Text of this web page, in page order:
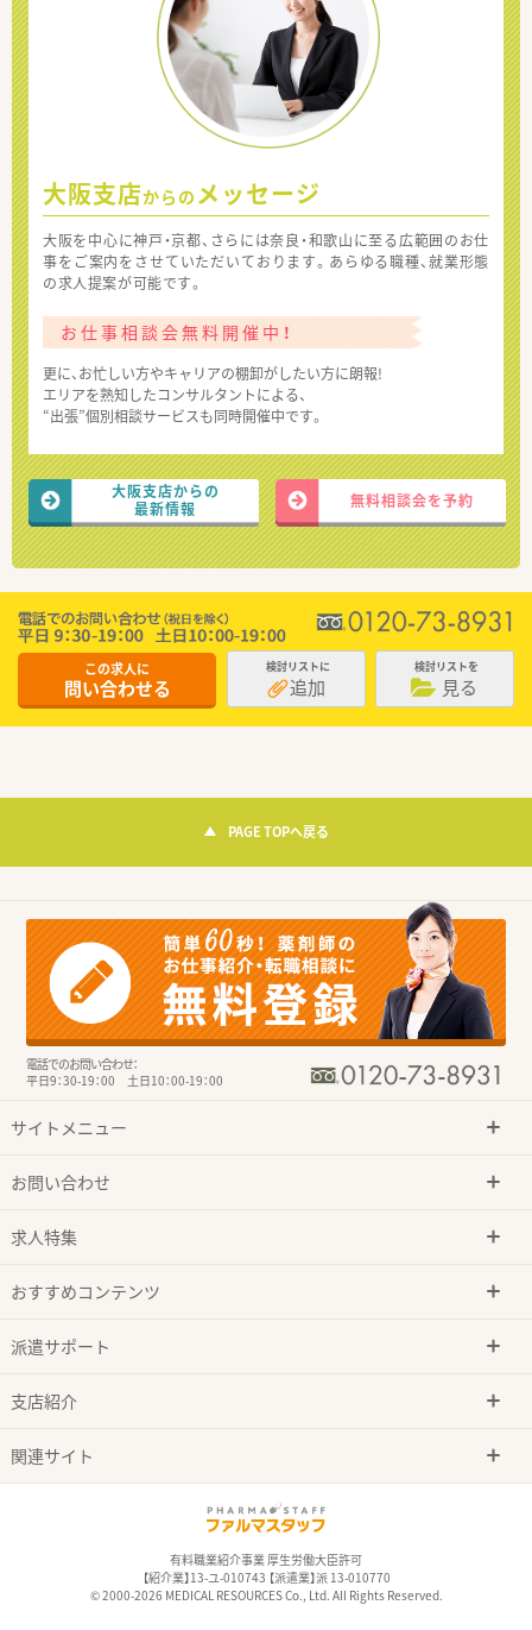
大阪支店からの メッセージ
大阪を中心に神戸・京都、さらには奈良・和歌山に至る広範囲のお仕
事をご案内をさせていただいております。あらゆる職種、就業形態
の求人提案が可能です。
お仕事相談会無料開催中！
更に、お忙しい方やキャリアの棚卸がしたい方に朗報!
エリアを熟知したコンサルタントによる、
“出張”個別相談サービスも同時開催中です。
大阪支店からの
最新情報
無料相談会を予約
この求人に
問い合わせる
検討リストに
追加
検討リストを
見る
PAGE TOPへ戻る
電話でのお問い合わせ：
平日9：30-19：00 土日10：00-19：00
サイトメニュー
お問い合わせ
求人特集
おすすめコンテンツ
派遣サポート
支店紹介
関連サイト
有料職業紹介事業 厚生労働大臣許可
【紹介業】13-ユ-010743 【派遣業】派 13-010770
© 2000-2026 MEDICAL RESOURCES Co., Ltd. All Rights Reserved.